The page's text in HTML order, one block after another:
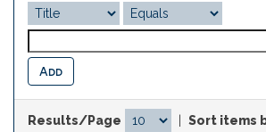
Results/Page
Sort items